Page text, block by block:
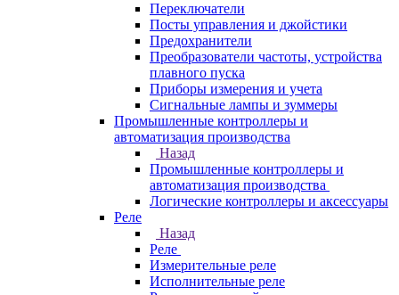
Переключатели
Посты управления и джойстики
Предохранители
Преобразователи частоты, устройства
плавного пуска
Приборы измерения и учета
Сигнальные лампы и зуммеры
Промышленные контроллеры и
автоматизация производства
Назад
Промышленные контроллеры и
автоматизация производства
Логические контроллеры и аксессуары
Реле
Назад
Реле
Измерительные реле
Исполнительные реле